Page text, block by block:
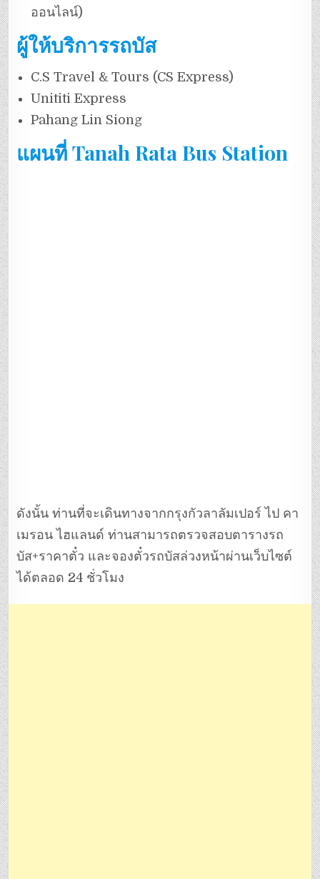
ออนไลน์)
ผู้ให้บริการรถบัส
C.S Travel & Tours (CS Express)
Unititi Express
Pahang Lin Siong
แผนที่Tanah Rata Bus Station
ดังนั้น ท่านที่จะเดินทางจากกรุงกัวลาลัมเปอร์ ไป คา
เมรอน ไฮแลนด์ ท่านสามารถตรวจสอบตารางรถ
บัส+ราคาตั๋ว และจองตั๋วรถบัสล่วงหน้าผ่านเว็บไซต์
ได้ตลอด 24 ชั่วโมง